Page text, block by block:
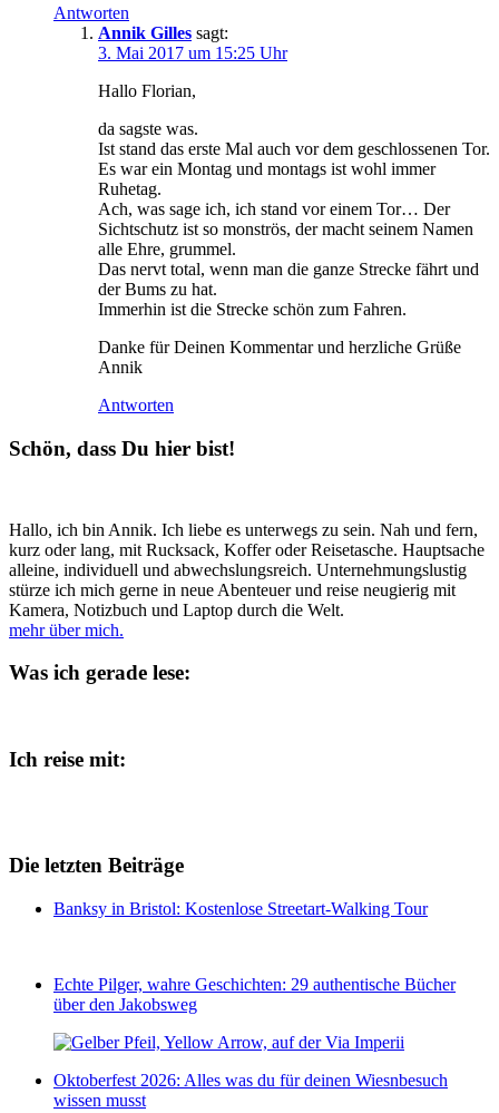
Antworten
Annik Gilles sagt:
3. Mai 2017 um 15:25 Uhr
Hallo Florian,
da sagste was.
Ist stand das erste Mal auch vor dem geschlossenen Tor.
Es war ein Montag und montags ist wohl immer
Ruhetag.
Ach, was sage ich, ich stand vor einem Tor… Der
Sichtschutz ist so monströs, der macht seinem Namen
alle Ehre, grummel.
Das nervt total, wenn man die ganze Strecke fährt und
der Bums zu hat.
Immerhin ist die Strecke schön zum Fahren.
Danke für Deinen Kommentar und herzliche Grüße
Annik
Antworten
Schön, dass Du hier bist!
Hallo, ich bin Annik. Ich liebe es unterwegs zu sein. Nah und fern,
kurz oder lang, mit Rucksack, Koffer oder Reisetasche. Hauptsache
alleine, individuell und abwechslungsreich. Unternehmungslustig
stürze ich mich gerne in neue Abenteuer und reise neugierig mit
Kamera, Notizbuch und Laptop durch die Welt.
mehr über mich.
Was ich gerade lese:
Ich reise mit:
Die letzten Beiträge
Banksy in Bristol: Kostenlose Streetart-Walking Tour
Echte Pilger, wahre Geschichten: 29 authentische Bücher
über den Jakobsweg
Oktoberfest 2026: Alles was du für deinen Wiesnbesuch
wissen musst